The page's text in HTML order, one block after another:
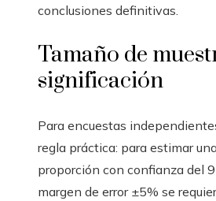
conclusiones definitivas.
Tamaño de
significación
Para encuestas
regla práctica: para estimar
proporción con confianza del
margen de error ±5% se